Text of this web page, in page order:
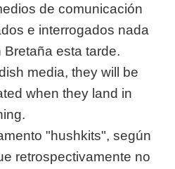
de comunicación
e interrogados nada
Bretaña esta tarde.
media, they will be
when they land in
"hushkits", según
retrospectivamente no